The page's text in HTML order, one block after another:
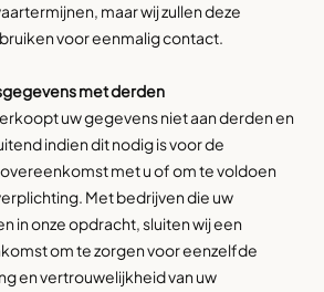
maar wij zullen deze
voor eenmalig contact.
met derden
uw gegevens niet aan derden en
indien dit nodig is voor de
met u of om te voldoen
Met bedrijven die uw
in onze opdracht, sluiten wij een
om te zorgen voor eenzelfde
en vertrouwelijkheid van uw